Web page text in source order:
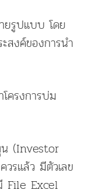
รูปแบบ โดย
สงค์ของการนำ
รงการบ่ม
(Investor
รแล้ว มีตัวเลข
File Excel